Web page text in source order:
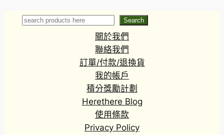
Search
Search
關於我們
聯絡我們
訂單/付款/退換貨
我的帳戶
積分獎勵計劃
Herethere Blog
使用條款
Privacy Policy